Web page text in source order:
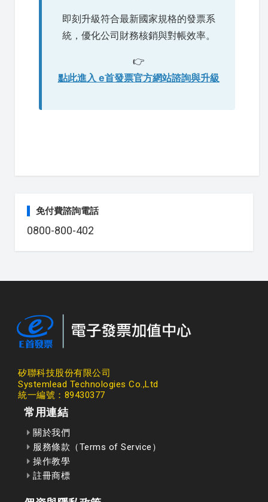
即刻升級符合最新國家規格的發票系
統，優化公司財務核銷與對帳效率。
👉
點此進入 e首發票官方網站諮詢與升級
免付費諮詢電話
0800-800-402
矽聯科技股份有限公司
Systemlead Technologies Co.,Ltd
統一編號：89430377
常用連結
關於我們
服務條款（Terms of Service）
操作教學
註冊商標